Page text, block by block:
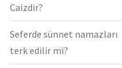
Caizdir?
Seferde sünnet namazları
terk edilir mi?